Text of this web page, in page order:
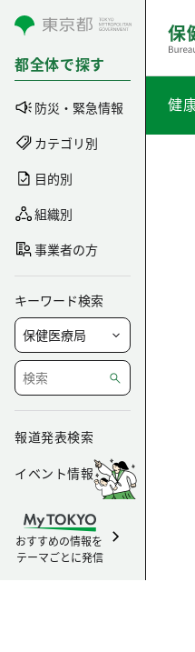
コンテンツにスキップ
都全体で探す
防災・緊急情報
カテゴリ別
目的別
組織別
事業者の方
キーワード検索
報道発表検索
イベント情報
おすすめの情報を
テーマごとに発信
健